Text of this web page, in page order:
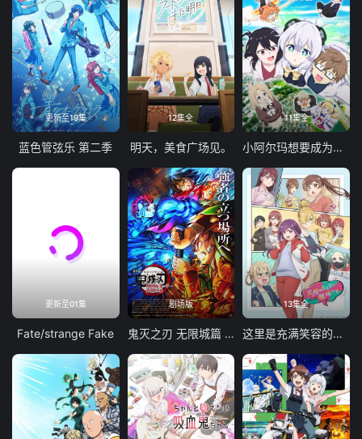
更新至19集
蓝色管弦乐 第二季
12集全
明天，美食广场见。
11集全
小阿尔玛想要成为家人
更新至01集
Fate/strange Fake
剧场版
鬼灭之刃 无限城篇 第一章 猗窝座再袭
13集全
这里是充满笑容的职场。